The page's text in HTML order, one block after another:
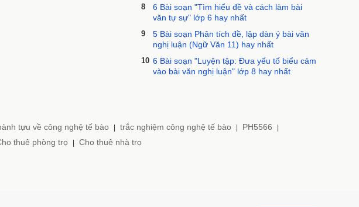
8
6 Bài soạn "Tìm hiểu đề và cách làm bài
văn tự sự" lớp 6 hay nhất
9
5 Bài soạn Phân tích đề, lập dàn ý bài văn
nghị luận (Ngữ Văn 11) hay nhất
10 6 Bài soạn "Luyện tập: Đưa yếu tố biểu cảm
vào bài văn nghị luận" lớp 8 hay nhất
tựu về công nghệ tế bào trắc nghiệm công nghệ tế bào PH5566
thuê phòng trọ Cho thuê nhà trọ